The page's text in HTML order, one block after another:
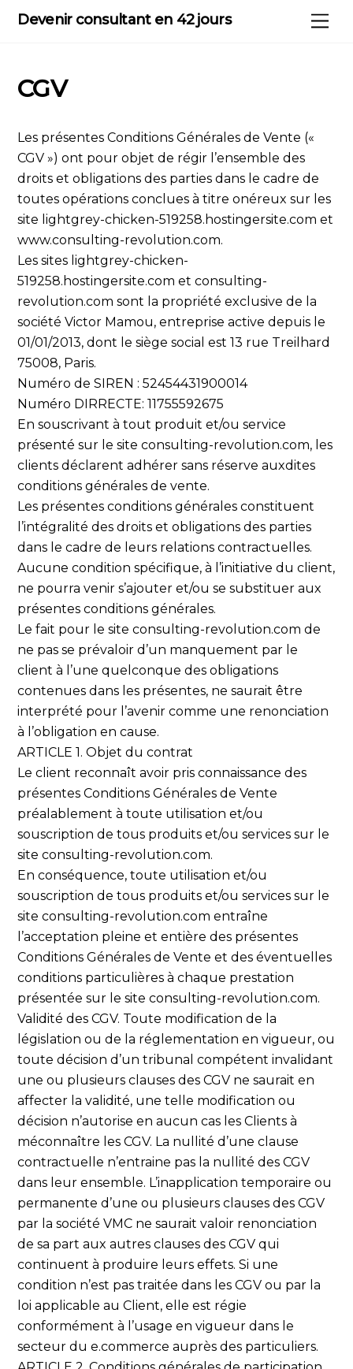
Devenir consultant en 42 jours
CGV
Les présentes Conditions Générales de Vente («
CGV ») ont pour objet de régir l’ensemble des
droits et obligations des parties dans le cadre de
toutes opérations conclues à titre onéreux sur les
site lightgrey-chicken-519258.hostingersite.com et
www.consulting-revolution.com.
Les sites lightgrey-chicken-
519258.hostingersite.com et consulting-
revolution.com sont la propriété exclusive de la
société Victor Mamou, entreprise active depuis le
01/01/2013, dont le siège social est 13 rue Treilhard
75008, Paris.
Numéro de SIREN : 52454431900014
Numéro DIRRECTE: 11755592675
En souscrivant à tout produit et/ou service
présenté sur le site consulting-revolution.com, les
clients déclarent adhérer sans réserve auxdites
conditions générales de vente.
Les présentes conditions générales constituent
l’intégralité des droits et obligations des parties
dans le cadre de leurs relations contractuelles.
Aucune condition spécifique, à l’initiative du client,
ne pourra venir s’ajouter et/ou se substituer aux
présentes conditions générales.
Le fait pour le site consulting-revolution.com de
ne pas se prévaloir d’un manquement par le
client à l’une quelconque des obligations
contenues dans les présentes, ne saurait être
interprété pour l’avenir comme une renonciation
à l’obligation en cause.
ARTICLE 1. Objet du contrat
Le client reconnaît avoir pris connaissance des
présentes Conditions Générales de Vente
préalablement à toute utilisation et/ou
souscription de tous produits et/ou services sur le
site consulting-revolution.com.
En conséquence, toute utilisation et/ou
souscription de tous produits et/ou services sur le
site consulting-revolution.com entraîne
l’acceptation pleine et entière des présentes
Conditions Générales de Vente et des éventuelles
conditions particulières à chaque prestation
présentée sur le site consulting-revolution.com.
Validité des CGV. Toute modification de la
législation ou de la réglementation en vigueur, ou
toute décision d’un tribunal compétent invalidant
une ou plusieurs clauses des CGV ne saurait en
affecter la validité, une telle modification ou
décision n’autorise en aucun cas les Clients à
méconnaître les CGV. La nullité d’une clause
contractuelle n’entraine pas la nullité des CGV
dans leur ensemble. L’inapplication temporaire ou
permanente d’une ou plusieurs clauses des CGV
par la société VMC ne saurait valoir renonciation
de sa part aux autres clauses des CGV qui
continuent à produire leurs effets. Si une
condition n’est pas traitée dans les CGV ou par la
loi applicable au Client, elle est régie
conformément à l’usage en vigueur dans le
secteur du e.commerce auprès des particuliers.